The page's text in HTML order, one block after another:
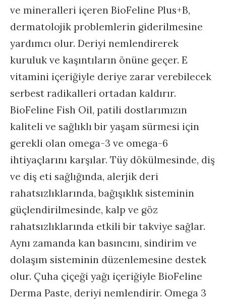
ve mineralleri içeren BioFeline Plus+B,
dermatolojik problemlerin giderilmesine
yardımcı olur. Deriyi nemlendirerek
kuruluk ve kaşıntıların önüne geçer. E
vitamini içeriğiyle deriye zarar verebilecek
serbest radikalleri ortadan kaldırır.
BioFeline Fish Oil, patili dostlarımızın
kaliteli ve sağlıklı bir yaşam sürmesi için
gerekli olan omega-3 ve omega-6
ihtiyaçlarını karşılar. Tüy dökülmesinde, diş
ve diş eti sağlığında, alerjik deri
rahatsızlıklarında, bağışıklık sisteminin
güçlendirilmesinde, kalp ve göz
rahatsızlıklarında etkili bir takviye sağlar.
Aynı zamanda kan basıncını, sindirim ve
dolaşım sisteminin düzenlemesine destek
olur. Çuha çiçeği yağı içeriğiyle BioFeline
Derma Paste, deriyi nemlendirir. Omega 3